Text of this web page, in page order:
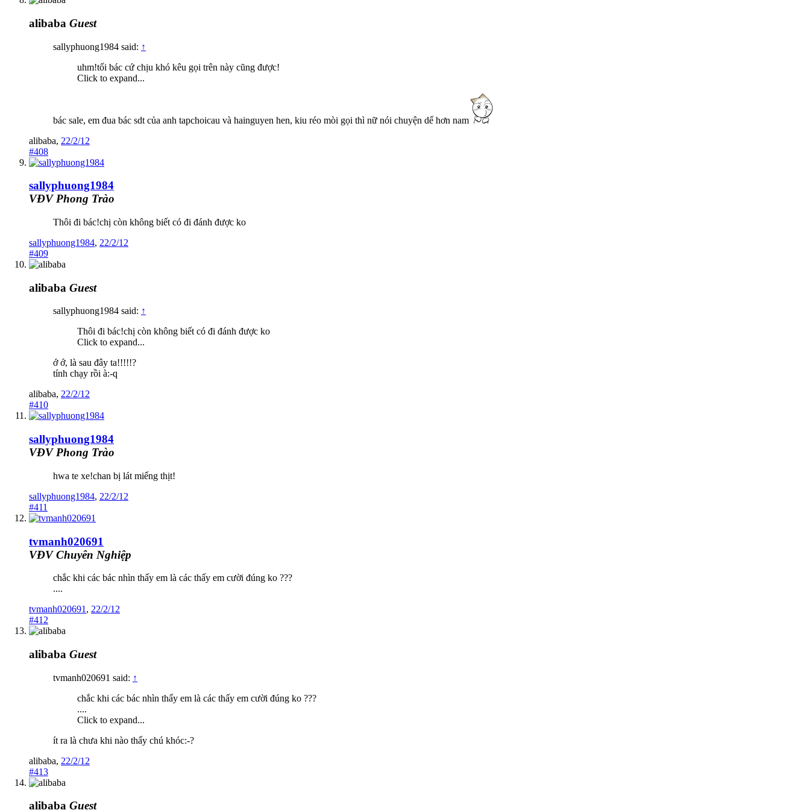
alibaba Guest
sallyphuong1984 said: ↑
uhm!tối bác cứ chịu khó kêu gọi trên này cũng được!
Click to expand...
bác sale, em đua bác sdt của anh tapchoicau và hainguyen hen, kiu réo mòi gọi thì nữ nói chuyện dể hơn nam
alibaba, 22/2/12
#408
sallyphuong1984
VĐV Phong Trào
Thôi đi bác!chị còn không biết có đi đánh được ko
sallyphuong1984, 22/2/12
#409
alibaba Guest
sallyphuong1984 said: ↑
Thôi đi bác!chị còn không biết có đi đánh được ko
Click to expand...
ớ ớ, là sau đây ta!!!!!?
tính chạy rồi à:-q
alibaba, 22/2/12
#410
sallyphuong1984
VĐV Phong Trào
hwa te xe!chan bị lát miếng thịt!
sallyphuong1984, 22/2/12
#411
tvmanh020691
VĐV Chuyên Nghiệp
chắc khi các bác nhìn thấy em là các thấy em cười đúng ko ???
....
tvmanh020691 , 22/2/12
#412
alibaba Guest
tvmanh020691 said: ↑
chắc khi các bác nhìn thấy em là các thấy em cười đúng ko ???
....
Click to expand...
ít ra là chưa khi nào thấy chú khóc:-?
alibaba, 22/2/12
#413
alibaba Guest